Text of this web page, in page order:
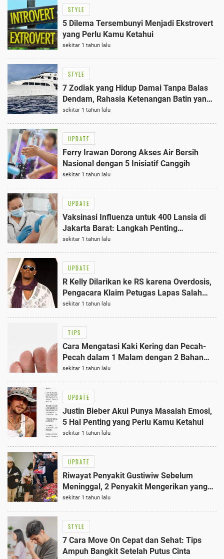
STYLE
5 Dilema Tersembunyi Menjadi Ekstrovert
yang Perlu Kamu Ketahui
sekitar 1 tahun lalu
STYLE
7 Zodiak yang Hidup Damai Tanpa Balas
Dendam, Rahasia Ketenangan Batin yang
Jarang Diketahui
sekitar 1 tahun lalu
UPDATE
Ferry Irawan Dorong Akses Air Bersih
Nasional dengan 5 Inisiatif Canggih
sekitar 1 tahun lalu
UPDATE
Vaksinasi Influenza untuk 400 Lansia di
Jakarta Barat: Langkah Penting
Melindungi Generasi Emas
sekitar 1 tahun lalu
UPDATE
R Kelly Dilarikan ke RS karena Overdosis,
Pengacara Klaim Petugas Lapas Salah
Berikan Obat
sekitar 1 tahun lalu
TIPS
Cara Mengatasi Kaki Kering dan Pecah-
Pecah dalam 1 Malam dengan 2 Bahan
Alami Terbaik
sekitar 1 tahun lalu
UPDATE
Justin Bieber Akui Punya Masalah Emosi,
5 Hal Penting yang Perlu Kamu Ketahui
sekitar 1 tahun lalu
UPDATE
Riwayat Penyakit Gustiwiw Sebelum
Meninggal, 2 Penyakit Mengerikan yang
Menyebabkan Kematiannya
sekitar 1 tahun lalu
STYLE
7 Cara Move On Cepat dan Sehat: Tips
Ampuh Bangkit Setelah Putus Cinta